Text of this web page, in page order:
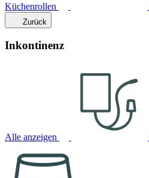
Küchenrollen
Zurück
Inkontinenz
Alle anzeigen